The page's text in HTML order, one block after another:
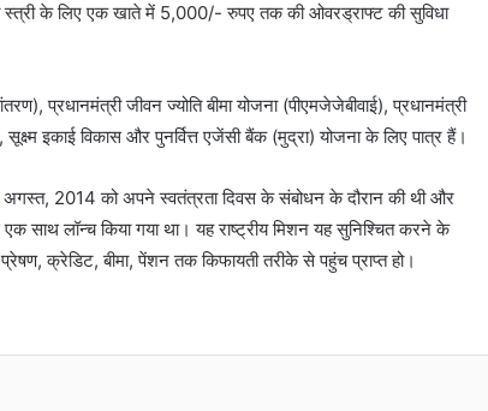
की स्त्री के लिए एक खाते में 5,000/- रुपए तक की ओवरड्राफ्ट की सुविधा
प्रधानमंत्री जीवन ज्योति बीमा योजना (पीएमजेजेबीवाई), प्रधानमंत्री
सूक्ष्म इकाई विकास और पुनर्वित्त एजेंसी बैंक (मुद्रा) योजना के लिए पात्र हैं।
अगस्त, 2014 को अपने स्वतंत्रता दिवस के संबोधन के दौरान की थी और
साथ लॉन्च किया गया था। यह राष्ट्रीय मिशन यह सुनिश्चित करने के
क्रेडिट, बीमा, पेंशन तक किफायती तरीके से पहुंच प्राप्त हो।